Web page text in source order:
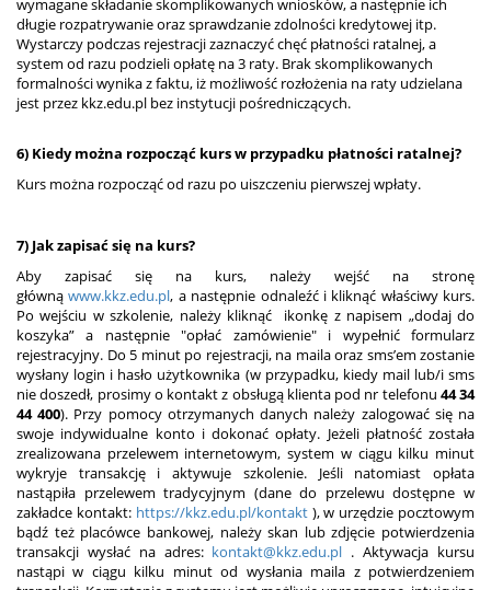
wymagane składanie skomplikowanych wniosków, a następnie ich
długie rozpatrywanie oraz sprawdzanie zdolności kredytowej itp.
Wystarczy podczas rejestracji zaznaczyć chęć płatności ratalnej, a
system od razu podzieli opłatę na 3 raty. Brak skomplikowanych
formalności wynika z faktu, iż możliwość rozłożenia na raty udzielana
jest przez kkz.edu.pl bez instytucji pośredniczących.
6) Kiedy można rozpocząć kurs w przypadku płatności ratalnej?
Kurs można rozpocząć od razu po uiszczeniu pierwszej wpłaty.
7) Jak zapisać się na kurs?
Aby zapisać się na kurs, należy wejść na stronę
głównąwww.kkz.edu.pl, a następnie odnaleźć i kliknąć właściwy kurs.
Po wejściu w szkolenie, należy kliknąć ikonkę z napisem „dodaj do
koszyka” a następnie "opłać zamówienie" i wypełnić formularz
rejestracyjny. Do 5 minut po rejestracji, na maila oraz sms’em zostanie
wysłany login i hasło użytkownika (w przypadku, kiedy mail lub/i sms
nie doszedł, prosimy o kontakt z obsługą klienta pod nr telefonu 44 34
44 400). Przy pomocy otrzymanych danych należy zalogować się na
swoje indywidualne konto i dokonać opłaty. Jeżeli płatność została
zrealizowana przelewem internetowym, system w ciągu kilku minut
wykryje transakcję i aktywuje szkolenie. Jeśli natomiast opłata
nastąpiła przelewem tradycyjnym (dane do przelewu dostępne w
zakładce kontakt: https://kkz.edu.pl/kontakt), w urzędzie pocztowym
bądź też placówce bankowej, należy skan lub zdjęcie potwierdzenia
transakcji wysłać na adres: kontakt@kkz.edu.pl . Aktywacja kursu
nastąpi w ciągu kilku minut od wysłania maila z potwierdzeniem